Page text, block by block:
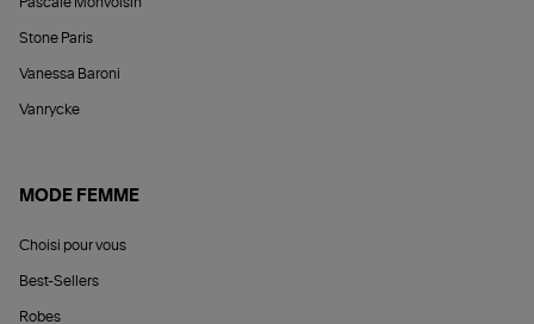
Stone Paris
Vanessa Baroni
Vanrycke
MODE FEMME
Choisi pour vous
Best-Sellers
Robes